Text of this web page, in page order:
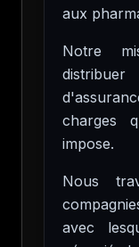
aux
Notre
charges
impose.
Nous
avec